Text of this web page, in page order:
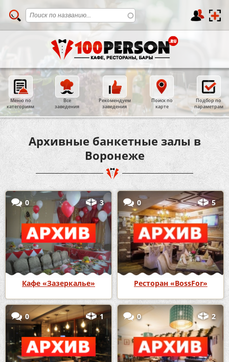
Меню по
категориям
Все
заведения
Рекомендуем
заведения
Поиск по
карте
Подбор по
параметрам
Архивные банкетные залы в
Воронеже
0 3
Кафе «Зазеркалье»
0 5
Ресторан «BossFor»
0 1 0 2